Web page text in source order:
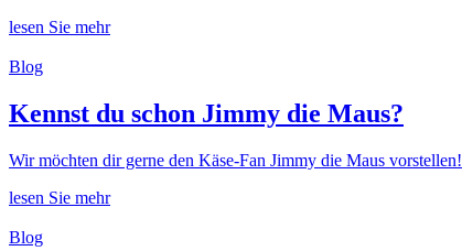
lesen Sie mehr
Blog
Kennst du schon Jimmy die Maus?
Wir möchten dir gerne den Käse-Fan Jimmy die Maus vorstellen!
lesen Sie mehr
Blog